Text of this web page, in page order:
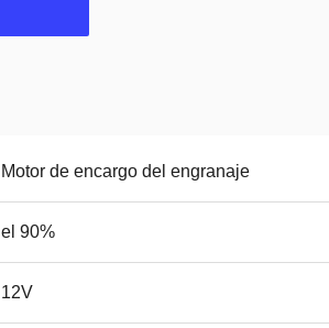
Motor de encargo del engranaje
el 90%
12V